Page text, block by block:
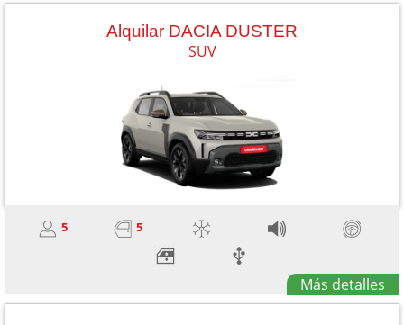
Alquilar DACIA DUSTER
SUV
5 5
Más detalles